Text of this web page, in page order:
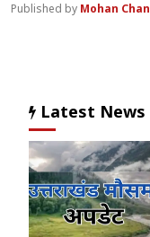
Mohan
Latest News